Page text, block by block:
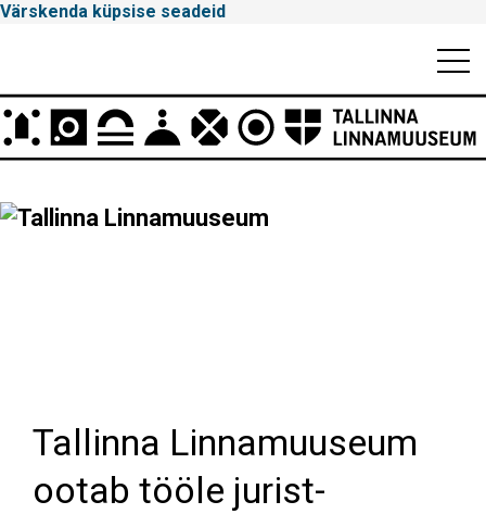
Värskenda küpsise seadeid
Peamenüü
Tallinna Linnamuuseum
ootab tööle jurist-